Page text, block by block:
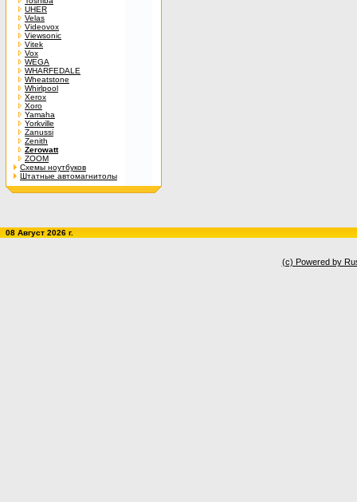
UHER
Velas
Videovox
Viewsonic
Vitek
Vox
WEGA
WHARFEDALE
Wheatstone
Whirlpool
Xerox
Xoro
Yamaha
Yorkville
Zanussi
Zenith
Zerowatt
ZOOM
Схемы ноутбуков
Штатные автомагнитолы
08 Август 2026 г.
(c) Powered by